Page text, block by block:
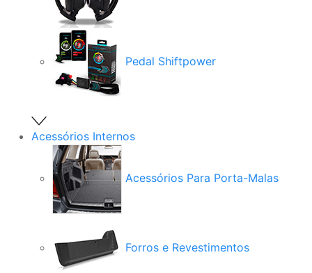
Pedal Shiftpower
Acessórios Internos
Acessórios Para Porta-Malas
Forros e Revestimentos